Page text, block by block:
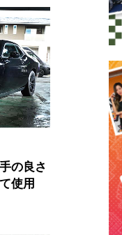
の良さ
使用